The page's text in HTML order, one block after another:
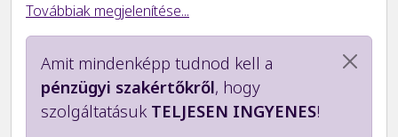
Továbbiak megjelenítése...
Amit mindenképp tudnod kell a
pénzügyi szakértőkről, hogy
szolgáltatásuk TELJESEN INGYENES!